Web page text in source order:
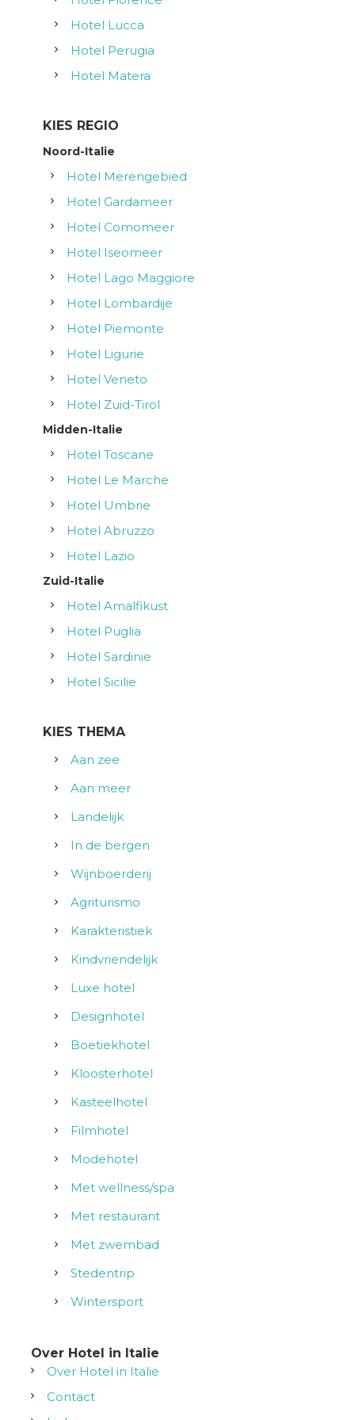
Hotel Lucca
Hotel Perugia
Hotel Matera
KIES REGIO
Noord-Italie
Hotel Merengebied
Hotel Gardameer
Hotel Comomeer
Hotel Iseomeer
Hotel Lago Maggiore
Hotel Lombardije
Hotel Piemonte
Hotel Ligurie
Hotel Veneto
Hotel Zuid-Tirol
Midden-Italie
Hotel Toscane
Hotel Le Marche
Hotel Umbrie
Hotel Abruzzo
Hotel Lazio
Zuid-Italie
Hotel Amalfikust
Hotel Puglia
Hotel Sardinie
Hotel Sicilie
KIES THEMA
Aan zee
Aan meer
Landelijk
In de bergen
Wijnboerderij
Agriturismo
Karakteristiek
Kindvriendelijk
Luxe hotel
Designhotel
Boetiekhotel
Kloosterhotel
Kasteelhotel
Filmhotel
Modehotel
Met wellness/spa
Met restaurant
Met zwembad
Stedentrip
Wintersport
Over Hotel in Italie
Over Hotel in Italie
Contact